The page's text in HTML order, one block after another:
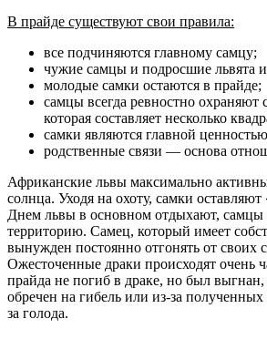
В прайде существуют свои правила:
все подчиняются главному самцу;
чужие самцы и подросшие львята
молодые самки остаются в прайде;
самцы всегда ревностно охраняют
которая составляет несколько
самки являются главной
родственные связи — основа
Африканские львы максимально активны
солнца. Уходя на охоту, самки оставляют
Днем львы в основном отдыхают, самцы
территорию. Самец, который имеет
вынужден постоянно отгонять от своих
Ожесточенные драки происходят очень
прайда не погиб в драке, но был выгнан,
обречен на гибель или из-за
за голода.